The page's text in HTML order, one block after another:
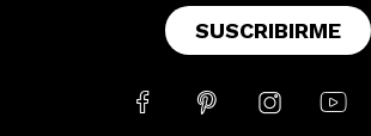
SUSCRIBIRME
   